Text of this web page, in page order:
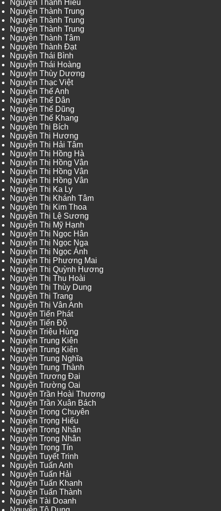
Nguyễn Thành Hiếu
Nguyễn Thành Trung
Nguyễn Thành Trung
Nguyễn Thành Trung
Nguyễn Thành Tâm
Nguyễn Thành Đạt
Nguyễn Thái Bình
Nguyễn Thái Hoàng
Nguyễn Thùy Dương
Nguyễn Thạc Việt
Nguyễn Thế Anh
Nguyễn Thế Dân
Nguyễn Thế Dũng
Nguyễn Thế Khang
Nguyễn Thị Bích
Nguyễn Thị Hương
Nguyễn Thị Hải Tâm
Nguyễn Thị Hồng Hà
Nguyễn Thị Hồng Vân
Nguyễn Thị Hồng Vân
Nguyễn Thị Hồng Vân
Nguyễn Thị Ka Ly
Nguyễn Thị Khánh Tâm
Nguyễn Thị Kim Thoa
Nguyễn Thị Lệ Sương
Nguyễn Thị Mỹ Hạnh
Nguyễn Thị Ngọc Hân
Nguyễn Thị Ngọc Nga
Nguyễn Thị Ngọc Ánh
Nguyễn Thị Phương Mai
Nguyễn Thị Quỳnh Hương
Nguyễn Thị Thu Hoài
Nguyễn Thị Thùy Dung
Nguyễn Thị Trang
Nguyễn Thị Vân Anh
Nguyễn Tiến Phát
Nguyễn Tiến Độ
Nguyễn Triệu Hùng
Nguyễn Trung Kiên
Nguyễn Trung Kiên
Nguyễn Trung Nghĩa
Nguyễn Trung Thành
Nguyễn Trương Đại
Nguyễn Trường Oai
Nguyễn Trần Hoài Thương
Nguyễn Trần Xuân Bách
Nguyễn Trọng Chuyên
Nguyễn Trọng Hiếu
Nguyễn Trọng Nhân
Nguyễn Trọng Nhân
Nguyễn Trọng Tín
Nguyễn Tuyết Trinh
Nguyễn Tuấn Anh
Nguyễn Tuấn Hải
Nguyễn Tuấn Khanh
Nguyễn Tuấn Thành
Nguyễn Tài Doanh